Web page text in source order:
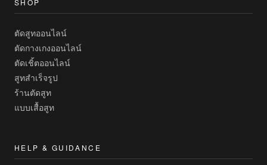
SHOP
ตัดสูทออนไลน์
ตัดกางเกงออนไลน์
ตัดเชิ้ตออนไลน์
สูทสำเร็จรูป
ร้านตัดสูท
แบบเสื้อสูท
HELP & GUIDANCE